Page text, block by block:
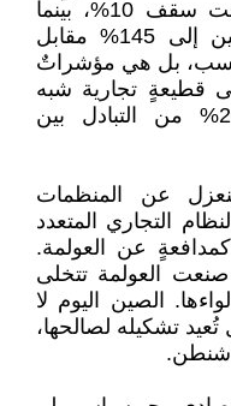
هوادة فيها. فالعالم كله اليوم تحت سقف 10%، بينما
تتصاعد النيران بين أمريكا والصين إلى 145% مقابل
نسب، بل هي مؤشراتٌ
قطيعةٍ تجارية شبه
كاملة، حيث لا يتبقى سوى 20% من التبادل بين
عن المنظمات
التجاري المتعدد
عن العولمة.
صنعت العولمة تتخلى
الصين اليوم لا
تشكيله لصالحها،